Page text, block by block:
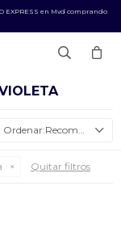
EXPRESS en Mvd comprando
Recomendados
Quitar filtros